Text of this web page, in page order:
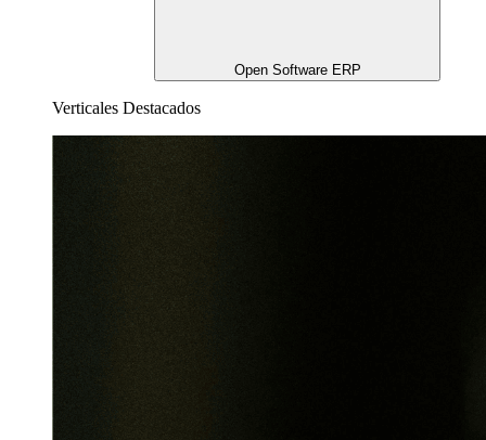
Open Software ERP
Verticales Destacados